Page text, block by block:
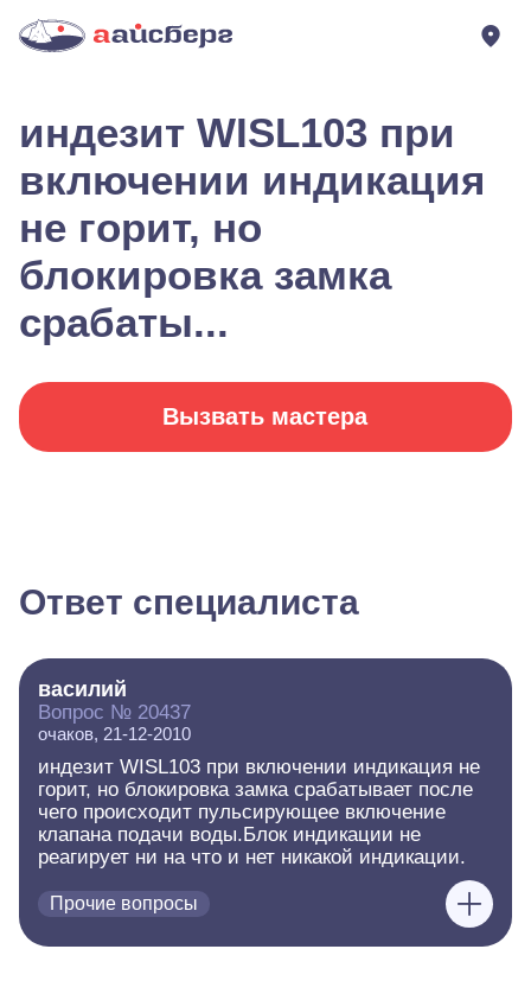
индезит WISL103 при
включении индикация
не горит, но
блокировка замка
срабаты...
Вызвать мастера
Ответ специалиста
василий
Вопрос № 20437
очаков, 21-12-2010
индезит WISL103 при включении индикация не
горит, но блокировка замка срабатывает после
чего происходит пульсирующее включение
клапана подачи воды.Блок индикации не
реагирует ни на что и нет никакой индикации.
Прочие вопросы